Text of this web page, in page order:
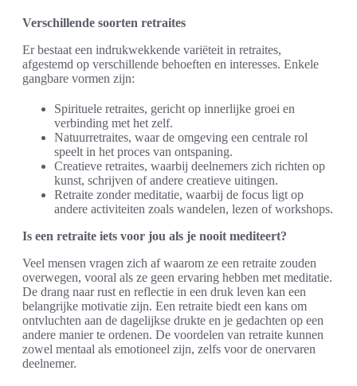
Verschillende soorten retraites
Er bestaat een indrukwekkende variëteit in retraites,
afgestemd op verschillende behoeften en interesses. Enkele
gangbare vormen zijn:
Spirituele retraites, gericht op innerlijke groei en
verbinding met het zelf.
Natuurretraites, waar de omgeving een centrale rol
speelt in het proces van ontspaning.
Creatieve retraites, waarbij deelnemers zich richten op
kunst, schrijven of andere creatieve uitingen.
Retraite zonder meditatie, waarbij de focus ligt op
andere activiteiten zoals wandelen, lezen of workshops.
Is een retraite iets voor jou als je nooit mediteert?
Veel mensen vragen zich af waarom ze een retraite zouden
overwegen, vooral als ze geen ervaring hebben met meditatie.
De drang naar rust en reflectie in een druk leven kan een
belangrijke motivatie zijn. Een retraite biedt een kans om
ontvluchten aan de dagelijkse drukte en je gedachten op een
andere manier te ordenen. De voordelen van retraite kunnen
zowel mentaal als emotioneel zijn, zelfs voor de onervaren
deelnemer.